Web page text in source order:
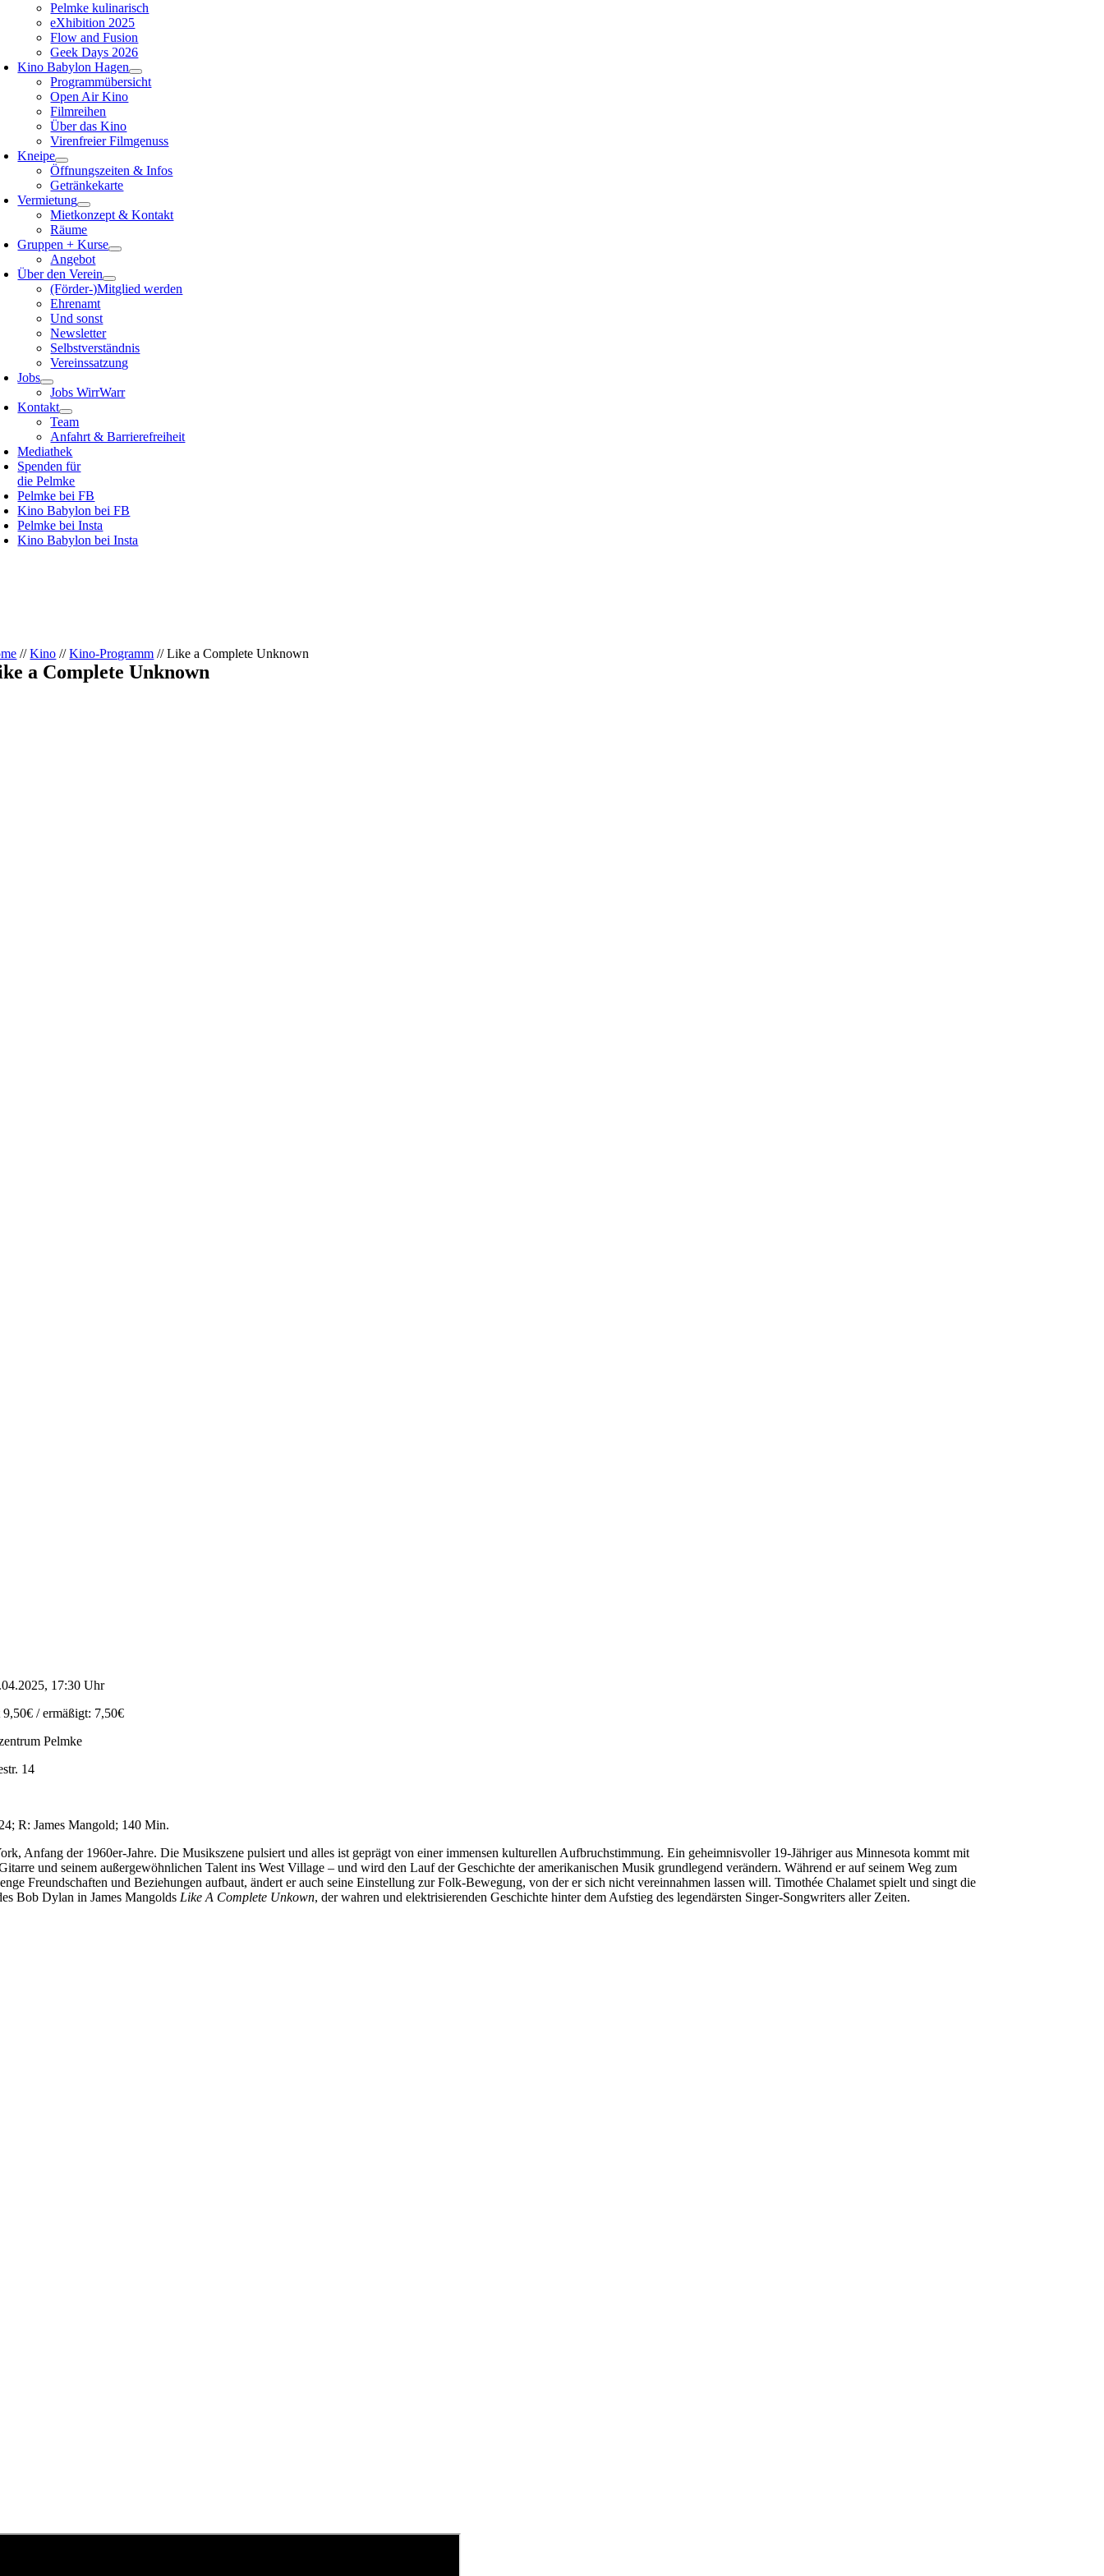
Pelmke kulinarisch
eXhibition 2025
Flow and Fusion
Geek Days 2026
Kino Babylon Hagen
Programmübersicht
Open Air Kino
Filmreihen
Über das Kino
Virenfreier Filmgenuss
Kneipe
Öffnungszeiten & Infos
Getränkekarte
Vermietung
Mietkonzept & Kontakt
Räume
Gruppen + Kurse
Angebot
Über den Verein
(Förder-)Mitglied werden
Ehrenamt
Und sonst
Newsletter
Selbstverständnis
Vereinssatzung
Jobs
Jobs WirrWarr
Kontakt
Team
Anfahrt & Barrierefreiheit
Mediathek
Spenden für
die Pelmke
Pelmke bei FB
Kino Babylon bei FB
Pelmke bei Insta
Kino Babylon bei Insta
//Kino //Kino-Programm // Like a Complete Unknown
a Complete Unknown
17:30 Uhr
/ ermäßigt: 7,50€
Pelmke
14
R: James Mangold; 140 Min.
Anfang der 1960er-Jahre. Die Musikszene pulsiert und alles ist geprägt von einer immensen kulturellen Aufbruchstimmung. Ein geheimnisvoller 19-Jähriger aus Minnesota kommt mit
und seinem außergewöhnlichen Talent ins West Village – und wird den Lauf der Geschichte der amerikanischen Musik grundlegend verändern. Während er auf seinem Weg zum
Freundschaften und Beziehungen aufbaut, ändert er auch seine Einstellung zur Folk-Bewegung, von der er sich nicht vereinnahmen lassen will. Timothée Chalamet spielt und singt die
Bob Dylan in James Mangolds Like A Complete Unkown, der wahren und elektrisierenden Geschichte hinter dem Aufstieg des legendärsten Singer-Songwriters aller Zeiten.